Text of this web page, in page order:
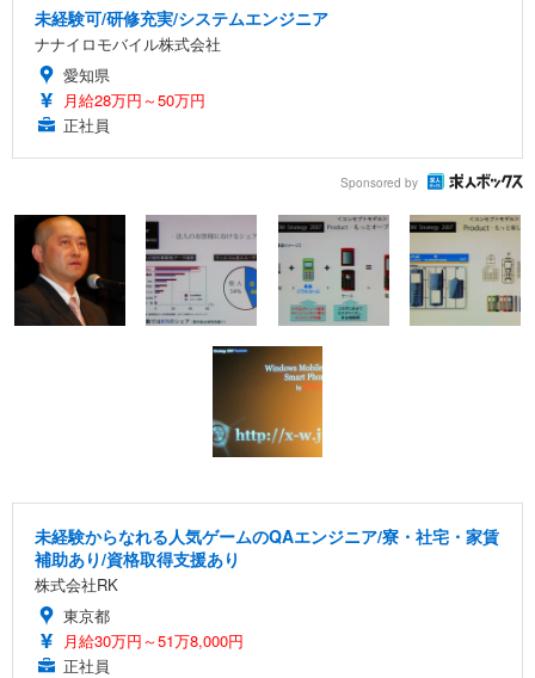
未経験可/研修充実/システムエンジニア
ナナイロモバイル株式会社
愛知県
月給28万円～50万円
正社員
Sponsored by
未経験からなれる人気ゲームのQAエンジニア/寮・社宅・家賃
補助あり/資格取得支援あり
株式会社RK
東京都
月給30万円～51万8,000円
正社員